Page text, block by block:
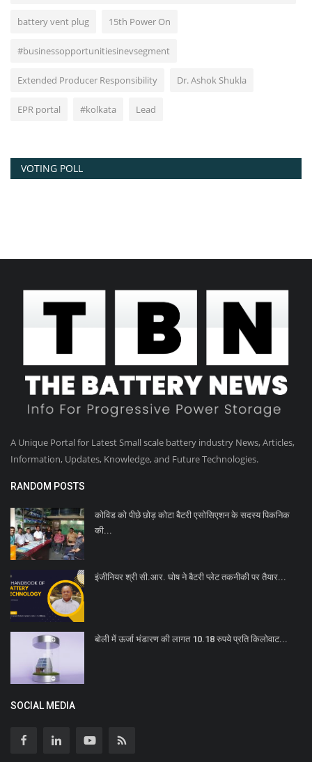
battery vent plug 15th Power On
#businessopportunitiesinevsegment
Extended Producer Responsibility Dr. Ashok Shukla
EPR portal #kolkata Lead
VOTING POLL
A Unique Portal for Latest Small scale battery industry News, Articles,
Information, Updates, Knowledge, and Future Technologies.
RANDOM POSTS
कोविड को पीछे छोड़ कोटा बैटरी एसोसिएशन के सदस्य पिकनिक
की...
इंजीनियर श्री सी.आर. घोष ने बैटरी प्लेट तकनीकी पर तैयार...
बोली में ऊर्जा भंडारण की लागत 10.18 रुपये प्रति किलोवाट...
SOCIAL MEDIA